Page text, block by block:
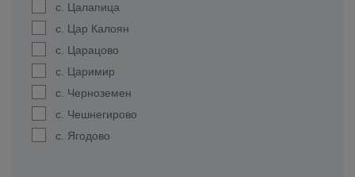
с. Цалапица
с. Цар Калоян
с. Царацово
с. Царимир
с. Черноземен
с. Чешнегирово
с. Ягодово